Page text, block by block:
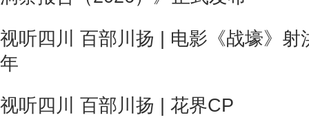
视听四川 百部川扬 | 电影《战壕》
年
视听四川 百部川扬 | 花界CP